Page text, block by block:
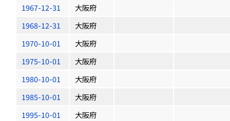
1967-12-31
大阪府
1968-12-31
大阪府
1970-10-01
大阪府
1975-10-01
大阪府
1980-10-01
大阪府
1985-10-01
大阪府
1995-10-01
大阪府